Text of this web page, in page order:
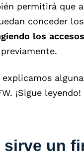
permitirá que
conceder
los accesos
¡Sigue leyendo!
sirve un